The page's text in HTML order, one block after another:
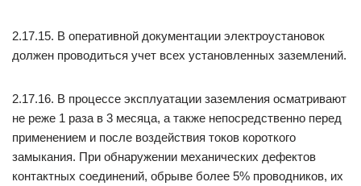
2.17.15. В оперативной документации электроустановок
должен проводиться учет всех установленных заземлений.
2.17.16. В процессе эксплуатации заземления осматривают
не реже 1 раза в 3 месяца, а также непосредственно перед
применением и после воздействия токов короткого
замыкания. При обнаружении механических дефектов
контактных соединений, обрыве более 5% проводников, их